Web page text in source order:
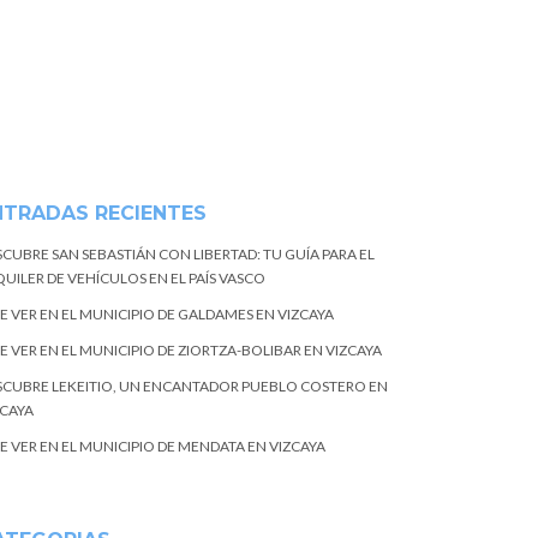
RECIENTES
SAN SEBASTIÁN CON LIBERTAD: TU GUÍA PARA EL
DE VEHÍCULOS EN EL PAÍS VASCO
VER EN EL MUNICIPIO DE GALDAMES EN VIZCAYA
VER EN EL MUNICIPIO DE ZIORTZA-BOLIBAR EN VIZCAYA
LEKEITIO, UN ENCANTADOR PUEBLO COSTERO EN
VER EN EL MUNICIPIO DE MENDATA EN VIZCAYA